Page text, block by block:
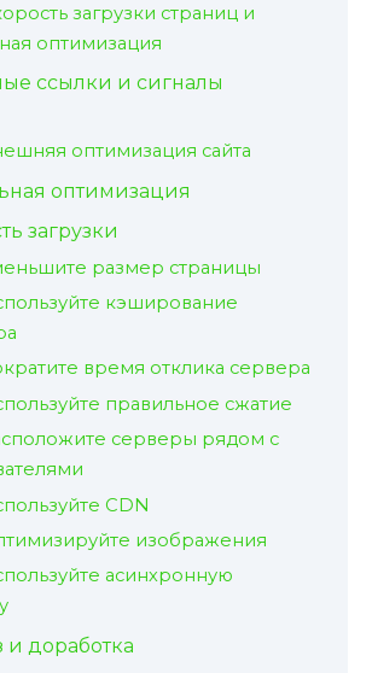
загрузки страниц и
оптимизация
ссылки и сигналы
оптимизация сайта
оптимизация
загрузки
размер страницы
кэширование
время отклика сервера
правильное сжатие
серверы рядом с
CDN
изображения
асинхронную
и доработка